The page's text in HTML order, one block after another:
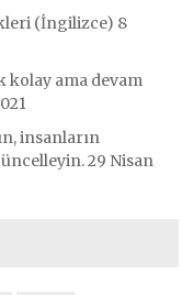
(İngilizce) 8
kolay ama devam
insanların
29 Nisan